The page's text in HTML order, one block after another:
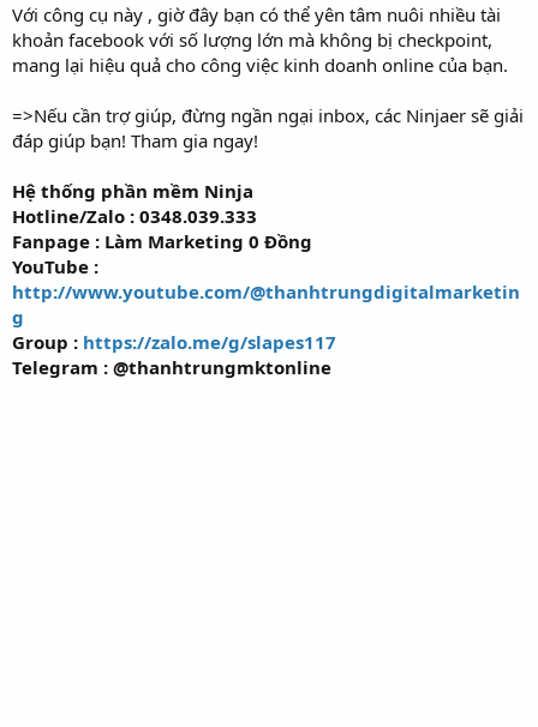
Với công cụ này , giờ đây bạn có thể yên tâm nuôi nhiều tài
khoản facebook với số lượng lớn mà không bị checkpoint,
mang lại hiệu quả cho công việc kinh doanh online của bạn.
=>Nếu cần trợ giúp, đừng ngần ngại inbox, các Ninjaer sẽ giải
đáp giúp bạn! Tham gia ngay!
Hệ thống phần mềm Ninja
Hotline/Zalo : 0348.039.333
Fanpage : Làm Marketing 0 Đồng
YouTube :
http://www.youtube.com/@thanhtrungdigitalmarketin
g
Group : https://zalo.me/g/slapes117
Telegram : @thanhtrungmktonline